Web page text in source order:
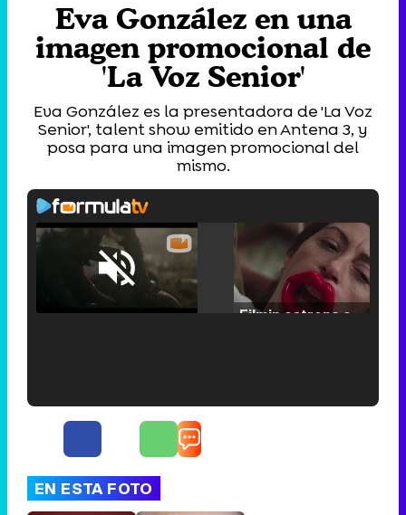
Eva González en una
imagen promocional de
'La Voz Senior'
Eva González es la presentadora de 'La Voz
Senior', talent show emitido en Antena 3, y
posa para una imagen promocional del
mismo.
Unmute /
Loaded :
EN ESTA FOTO